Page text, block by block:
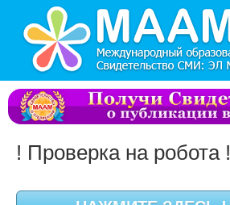
! Проверка на робота !